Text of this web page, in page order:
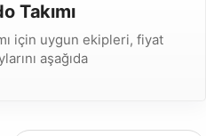
Takımı
için uygun ekipleri, fiyat
aşağıda